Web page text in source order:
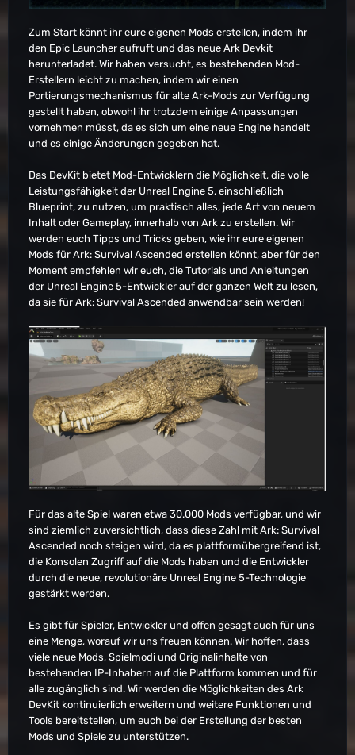
Zum Start könnt ihr eure eigenen Mods erstellen, indem ihr
den Epic Launcher aufruft und das neue Ark Devkit
herunterladet. Wir haben versucht, es bestehenden Mod-
Erstellern leicht zu machen, indem wir einen
Portierungsmechanismus für alte Ark-Mods zur Verfügung
gestellt haben, obwohl ihr trotzdem einige Anpassungen
vornehmen müsst, da es sich um eine neue Engine handelt
und es einige Änderungen gegeben hat.
Das DevKit bietet Mod-Entwicklern die Möglichkeit, die volle
Leistungsfähigkeit der Unreal Engine 5, einschließlich
Blueprint, zu nutzen, um praktisch alles, jede Art von neuem
Inhalt oder Gameplay, innerhalb von Ark zu erstellen. Wir
werden euch Tipps und Tricks geben, wie ihr eure eigenen
Mods für Ark: Survival Ascended erstellen könnt, aber für den
Moment empfehlen wir euch, die Tutorials und Anleitungen
der Unreal Engine 5-Entwickler auf der ganzen Welt zu lesen,
da sie für Ark: Survival Ascended anwendbar sein werden!
Für das alte Spiel waren etwa 30.000 Mods verfügbar, und wir
sind ziemlich zuversichtlich, dass diese Zahl mit Ark: Survival
Ascended noch steigen wird, da es plattformübergreifend ist,
die Konsolen Zugriff auf die Mods haben und die Entwickler
durch die neue, revolutionäre Unreal Engine 5-Technologie
gestärkt werden.
Es gibt für Spieler, Entwickler und offen gesagt auch für uns
eine Menge, worauf wir uns freuen können. Wir hoffen, dass
viele neue Mods, Spielmodi und Originalinhalte von
bestehenden IP-Inhabern auf die Plattform kommen und für
alle zugänglich sind. Wir werden die Möglichkeiten des Ark
DevKit kontinuierlich erweitern und weitere Funktionen und
Tools bereitstellen, um euch bei der Erstellung der besten
Mods und Spiele zu unterstützen.